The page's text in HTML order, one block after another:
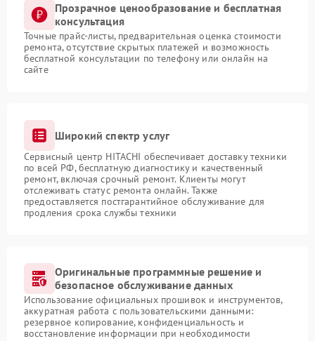
Прозрачное ценообразование и бесплатная
консультация
Точные прайс-листы, предварительная оценка стоимости
ремонта, отсутствие скрытых платежей и возможность
бесплатной консультации по телефону или онлайн на
сайте
Широкий спектр услуг
Сервисный центр HITACHI обеспечивает доставку техники
по всей РФ, бесплатную диагностику и качественный
ремонт, включая срочный ремонт. Клиенты могут
отслеживать статус ремонта онлайн. Также
предоставляется постгарантийное обслуживание для
продления срока службы техники
Оригинальные программные решение и
безопасное обслуживание данных
Использование официальных прошивок и инструментов,
аккуратная работа с пользовательскими данными:
резервное копирование, конфиденциальность и
восстановление информации при необходимости